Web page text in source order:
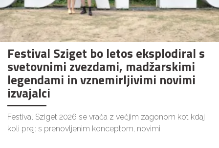
Festival Sziget bo letos eksplodiral s
svetovnimi zvezdami, madžarskimi
legendami in vznemirljivimi novimi
izvajalci
Festival Sziget 2026 se vrača z večjim zagonom kot kdaj
koli prej: s prenovljenim konceptom, novimi